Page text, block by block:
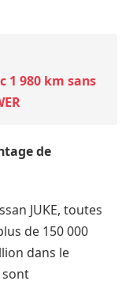
1 980 km sans
de
JUKE, toutes
de 150 000
dans le
sont